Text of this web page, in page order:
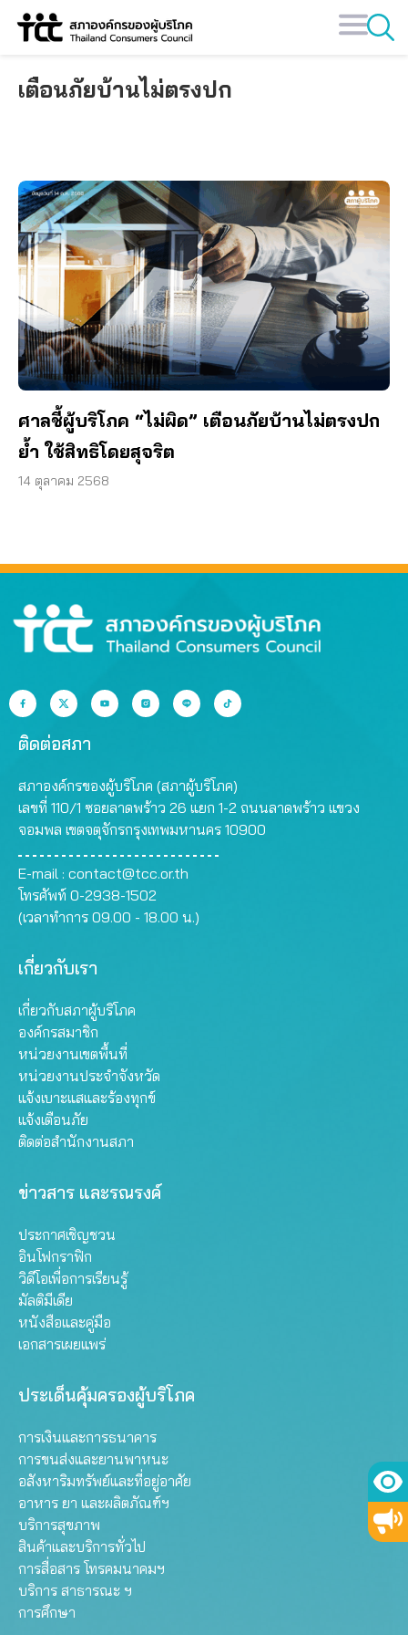
Skip
เตือนภัยบ้านไม่ตรงปก
ศาลชี้ผู้บริโภค “ไม่ผิด” เตือนภัยบ้านไม่ตรงปก
ย้ำ ใช้สิทธิโดยสุจริต
14 ตุลาคม 2568
ติดต่อสภา
สภาองค์กรของผู้บริโภค (สภาผู้บริโภค)
เลขที่ 110/1 ซอยลาดพร้าว 26 แยก 1-2 ถนนลาดพร้าว แขวง
จอมพล เขตจตุจักรกรุงเทพมหานคร 10900
E-mail : contact@tcc.or.th
โทรศัพท์ 0-2938-1502
(เวลาทำการ 09.00 - 18.00 น.)
เกี่ยวกับเรา
เกี่ยวกับสภาผู้บริโภค
องค์กรสมาชิก
หน่วยงานเขตพื้นที่
หน่วยงานประจำจังหวัด
แจ้งเบาะแสและร้องทุกข์
แจ้งเตือนภัย
ติดต่อสำนักงานสภา
ข่าวสาร และรณรงค์
ประกาศเชิญชวน
อินโฟกราฟิก
วิดีโอเพื่อการเรียนรู้
มัลติมีเดีย
หนังสือและคู่มือ
เอกสารเผยแพร่
ประเด็นคุ้มครองผู้บริโภค
การเงินและการธนาคาร
การขนส่งและยานพาหนะ
อสังหาริมทรัพย์และที่อยู่อาศัย
อาหาร ยา และผลิตภัณฑ์ฯ
บริการสุขภาพ
สินค้าและบริการทั่วไป
การสื่อสาร โทรคมนาคมฯ
บริการ สาธารณะ ฯ
การศึกษา